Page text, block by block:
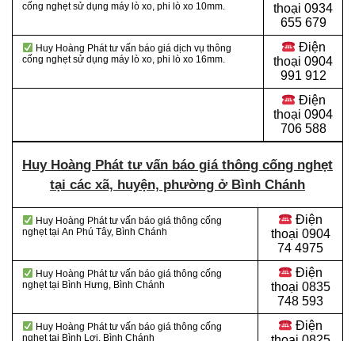
cống nghẹt sử dụng máy lò xo, phi lò xo 10mm.
thoại 0934
655 679
Huy Hoàng Phát tư vấn báo giá dịch vụ thông
cống nghẹt sử dụng máy lò xo, phi lò xo 16mm.
Điện
thoại 0904
991 912
Điện
thoại 0904
706 588
Huy Hoàng Phát tư vấn báo giá thông cống nghẹt
tại các xã, huyện, phường ở Bình Chánh
Huy Hoàng Phát tư vấn báo giá thông cống
nghẹt tại An Phú Tây, Bình Chánh
Điện
thoại 0904
74 4975
Huy Hoàng Phát tư vấn báo giá thông cống
nghẹt tại Bình Hưng, Bình Chánh
Điện
thoại 0835
748 593
Huy Hoàng Phát tư vấn báo giá thông cống
nghẹt tại Bình Lợi, Bình Chánh
Điện